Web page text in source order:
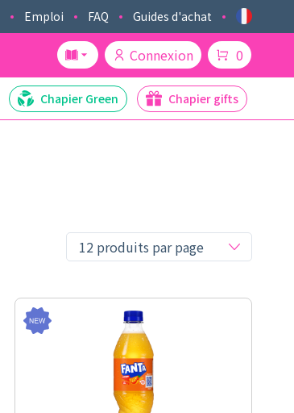
Emploi FAQ Guides d'achat
Connexion 0
Chapier Green Chapier gifts